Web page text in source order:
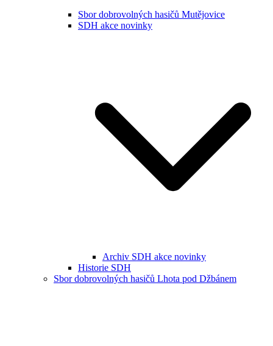
Sbor dobrovolných hasičů Mutějovice
SDH akce novinky
Archiv SDH akce novinky
Historie SDH
Sbor dobrovolných hasičů Lhota pod Džbánem